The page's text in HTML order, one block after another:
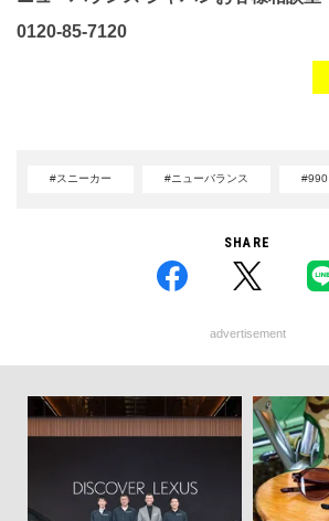
0120-85-7120
#スニーカー #ニューバランス #990
SHARE
advertisement